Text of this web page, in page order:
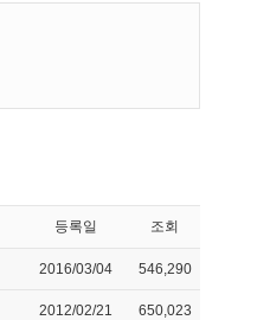
등록일 조회
2016/03/04 546,290
2012/02/21 650,023